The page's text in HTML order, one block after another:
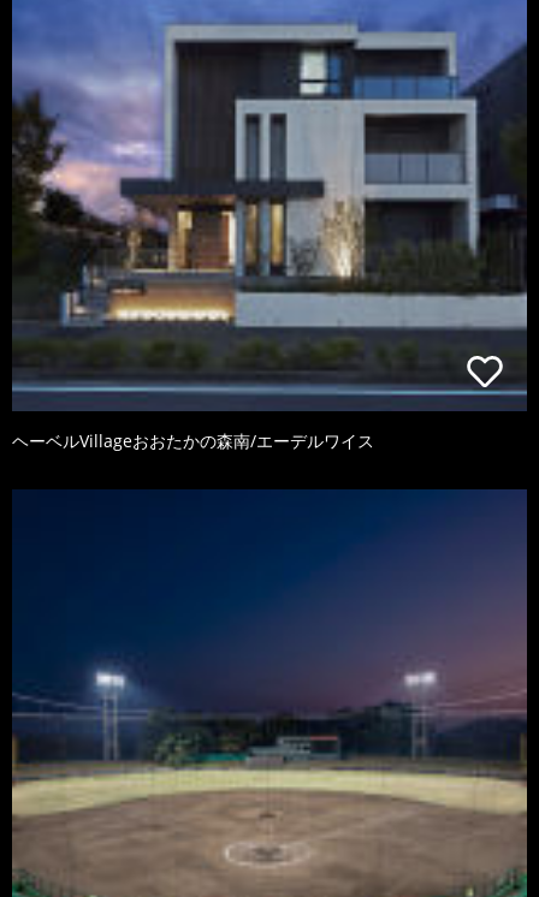
ヘーベルVillageおおたかの森南/エーデルワイス